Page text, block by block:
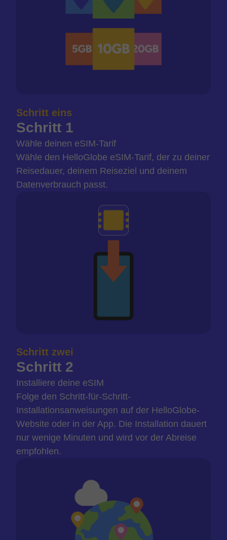
Schritt eins
Schritt 1
Wähle deinen eSIM-Tarif
Wähle den HelloGlobe eSIM-Tarif, der zu deiner
Reisedauer, deinem Reiseziel und deinem
Datenverbrauch passt.
Schritt zwei
Schritt 2
Installiere deine eSIM
Folge den Schritt-für-Schritt-
Installationsanweisungen auf der HelloGlobe-
Website oder in der App. Die Installation dauert
nur wenige Minuten und wird vor der Abreise
empfohlen.